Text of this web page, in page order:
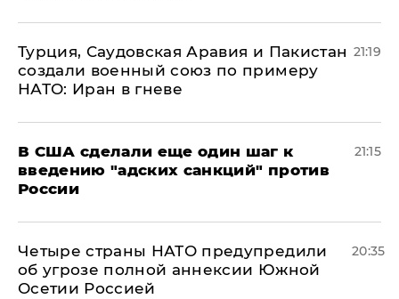
Турция, Саудовская Аравия и Пакистан
создали военный союз по примеру
НАТО: Иран в гневе
21:19
В США сделали еще один шаг к
введению "адских санкций" против
России
21:15
Четыре страны НАТО предупредили
об угрозе полной аннексии Южной
Осетии Россией
20:35